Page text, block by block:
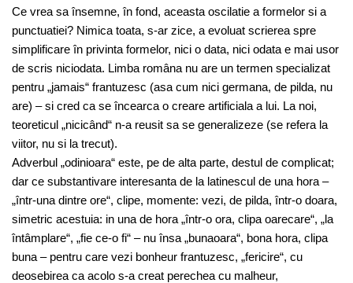
Ce vrea sa însemne, în fond, aceasta oscilatie a formelor si a
punctuatiei? Nimica toata, s-ar zice, a evoluat scrierea spre
simplificare în privinta formelor, nici o data, nici odata e mai usor
de scris niciodata. Limba româna nu are un termen specializat
pentru „jamais“ frantuzesc (asa cum nici germana, de pilda, nu
are) – si cred ca se încearca o creare artificiala a lui. La noi,
teoreticul „nicicând“ n-a reusit sa se generalizeze (se refera la
viitor, nu si la trecut).
Adverbul „odinioara“ este, pe de alta parte, destul de complicat;
dar ce substantivare interesanta de la latinescul de una hora –
„într-una dintre ore“, clipe, momente: vezi, de pilda, într-o doara,
simetric acestuia: in una de hora „într-o ora, clipa oarecare“, „la
întâmplare“, „fie ce-o fi“ – nu însa „bunaoara“, bona hora, clipa
buna – pentru care vezi bonheur frantuzesc, „fericire“, cu
deosebirea ca acolo s-a creat perechea cu malheur,